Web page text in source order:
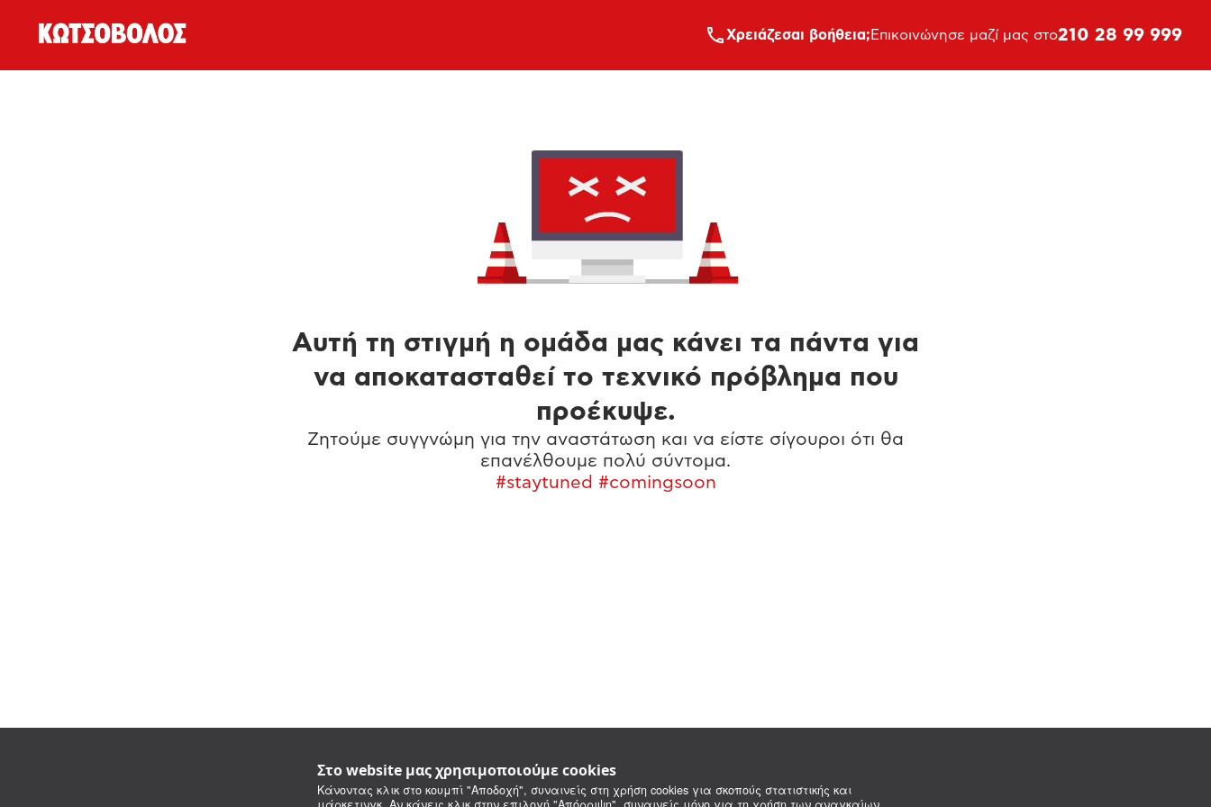
Στο website μας χρησιμοποιούμε cookies
Κάνοντας κλικ στο κουμπί "Αποδοχή", συναινείς στη χρήση cookies για σκοπούς στατιστικής και
Xρειάζεσαι βοήθεια; Επικοινώνησε μαζί μας στο210 28 99 999
Αυτή τη στιγμή η ομάδα μας κάνει τα πάντα για
να αποκατασταθεί το τεχνικό πρόβλημα που
προέκυψε.
Ζητούμε συγγνώμη για την αναστάτωση και να είστε σίγουροι ότι θα
επανέλθουμε πολύ σύντομα.
#staytuned #comingsoon